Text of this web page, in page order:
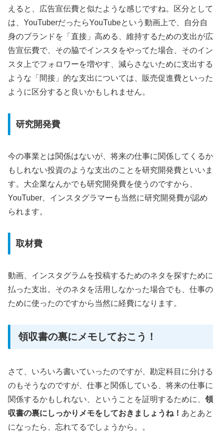
えると、広告宣伝費と似たような感じですね。区分として
は、YouTuberだったらYouTubeという動画上で、自分自
身のブランドを「直接」高める、維持するための支出が広
告宣伝費で、その脇でインスタをやってた場合、そのイン
スタ上でフォロワーを増やす、減らさないために支出する
ような「間接」的な支出については、販売促進費といった
ように区分すると良いかもしれません。
研究開発費
今の事業とは関係はないが、将来の仕事に関係してくるか
もしれない投資のような支出のことを研究開発費といいま
す。大企業なんかでも研究開発費を使うのですから、
YouTuber、インスタグラマーも当然に研究開発費が認め
られます。
取材費
動画、インスタグラムを投稿するためのネタを探すために
払った支出。そのネタを活用しなかった場合でも、仕事の
ために使ったのですから当然に経費になります。
領収書の裏にメモしておこう！
さて、いろいろ書いていったのですが、勘定科目に分ける
のもそうなのですが、仕事と関係している、将来の仕事に
関係するかもしれない、ということを証明するために、 領
収書の裏にしっかりメモをしておきましょうね！ あとあと
になったら、忘れてるでしょうから。。